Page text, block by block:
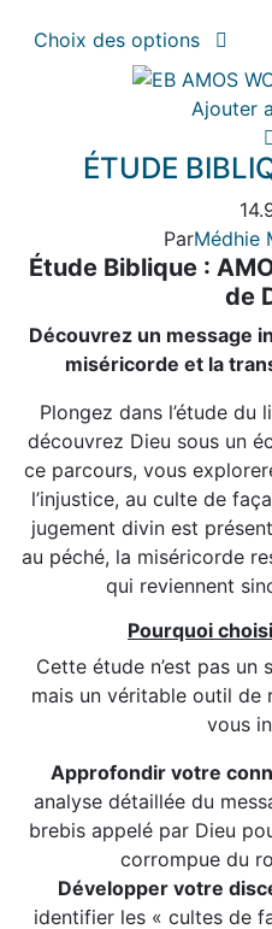
Choix des options
Ce
a
Les
être
la
page
du
Ajouter
ÉTUDE
ParMédhie
Étude Biblique :
de
Découvrez un message
miséricorde et la
Plongez dans l’étude
découvrez Dieu sous un
ce parcours, vous
l’injustice, au culte de
jugement divin est
au péché, la miséricorde
qui reviennent
Pourquoi
Cette étude n’est pas
mais un véritable outil de
vous
Approfondir votre
analyse détaillée du
brebis appelé par Dieu
corrompue du
Développer votre
identifier les « cultes de